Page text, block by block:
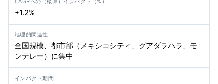
+1.2%
全国規模、都市部（メキシコシティ、グアダラハラ、モ
ンテレー）に集中